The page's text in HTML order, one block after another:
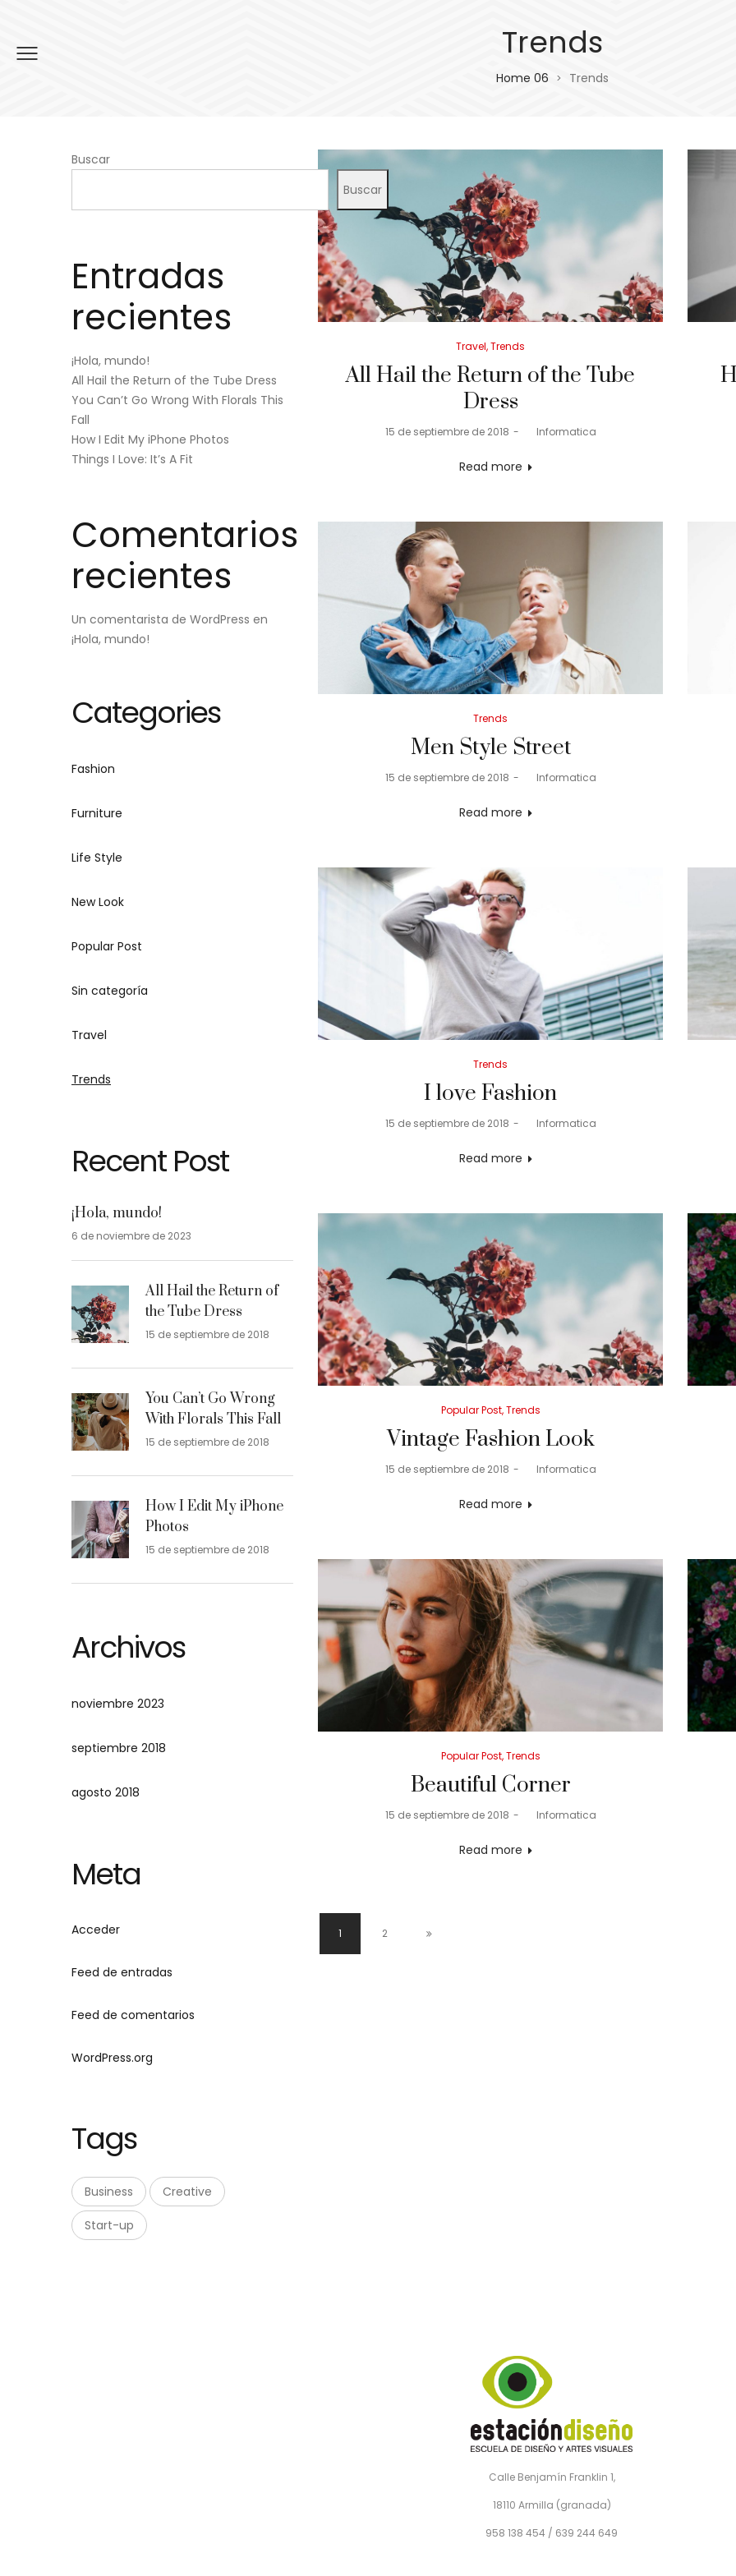
Trends
Home 06 > Trends
Posted
Travel Trends
All Hail the Return of the Tube
Dress
Posted
15 de septiembre de 2018 Informatica
Read more
Posted
Trends
Men Style Street
Posted
15 de septiembre de 2018 Informatica
Read more
Posted
Trends
I love Fashion
Posted
15 de septiembre de 2018 Informatica
Read more
Posted
Popular Post Trends
Vintage Fashion Look
Posted
15 de septiembre de 2018 Informatica
Read more
Posted
Popular Post Trends
Beautiful Corner
Posted
15 de septiembre de 2018 Informatica
Read more
1 2
Buscar
Buscar
Entradas
recientes
¡Hola, mundo!
All Hail the Return of the Tube Dress
You Can’t Go Wrong With Florals This
Fall
How I Edit My iPhone Photos
Things I Love: It’s A Fit
Comentarios
recientes
Un comentarista de WordPress en
¡Hola, mundo!
Categories
Fashion
Furniture
Life Style
New Look
Popular Post
Sin categoría
Travel
Trends
Recent Post
¡Hola, mundo!
6 de noviembre de 2023
All Hail the Return of
the Tube Dress
15 de septiembre de 2018
You Can’t Go Wrong
With Florals This Fall
15 de septiembre de 2018
How I Edit My iPhone
Photos
15 de septiembre de 2018
Archivos
noviembre 2023
septiembre 2018
agosto 2018
Meta
Acceder
Feed de entradas
Feed de comentarios
WordPress.org
Tags
Business Creative
Start-up
Calle Benjamín Franklin 1,
18110 Armilla (granada)
958 138 454 / 639 244 649